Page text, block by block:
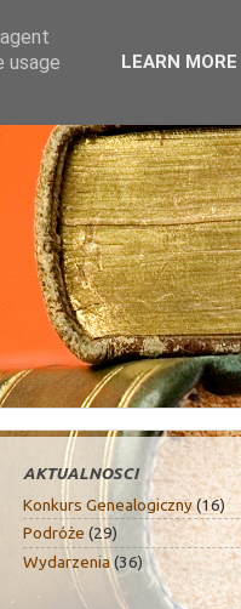
AKTUALNOSCI
Konkurs Genealogiczny(16)
Podróże (29)
Wydarzenia(36)
usage
LEARN MORE